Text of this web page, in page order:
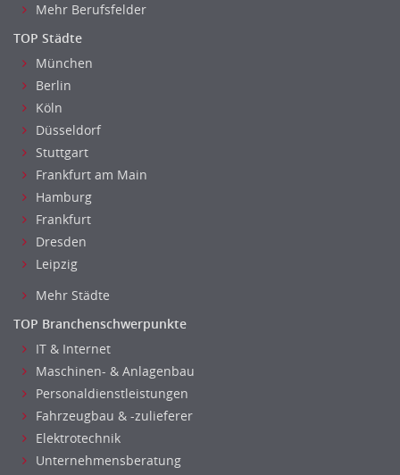
Mehr Berufsfelder
TOP Städte
München
Berlin
Köln
Düsseldorf
Stuttgart
Frankfurt am Main
Hamburg
Frankfurt
Dresden
Leipzig
Mehr Städte
TOP Branchenschwerpunkte
IT & Internet
Maschinen- & Anlagenbau
Personaldienstleistungen
Fahrzeugbau & -zulieferer
Elektrotechnik
Unternehmensberatung